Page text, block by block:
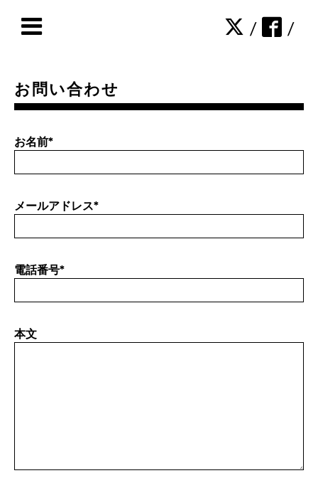
/ /
お問い合わせ
お名前*
メールアドレス*
電話番号*
本文